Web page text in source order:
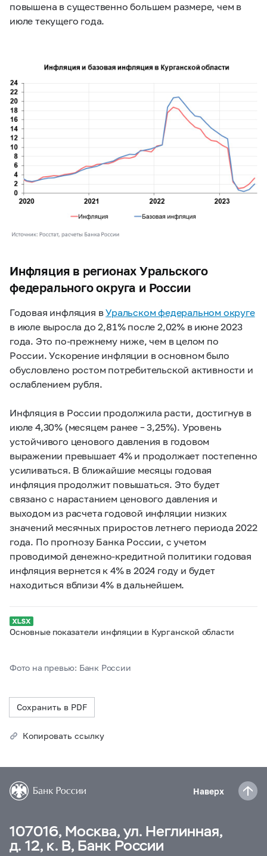
повышена в существенно большем размере, чем в
июле текущего года.
Инфляция в регионах Уральского
федерального округа и России
Годовая инфляция вУральском федеральном округе
в июле выросла до 2,81% после 2,02% в июне 2023
года. Это по-прежнему ниже, чем в целом по
России. Ускорение инфляции в основном было
обусловлено ростом потребительской активности и
ослаблением рубля.
Инфляция в России продолжила расти, достигнув в
июле 4,30% (месяцем ранее – 3,25%). Уровень
устойчивого ценового давления в годовом
выражении превышает 4% и продолжает постепенно
усиливаться. В ближайшие месяцы годовая
инфляция продолжит повышаться. Это будет
связано с нарастанием ценового давления и
выходом из расчета годовой инфляции низких
значений месячных приростов летнего периода 2022
года. По прогнозу Банка России, с учетом
проводимой денежно‑кредитной политики годовая
инфляция вернется к 4% в 2024 году и будет
находиться вблизи 4% в дальнейшем.
Основные показатели инфляции в Курганской области
Фото на превью: Банк России
Сохранить в PDF
Копировать ссылку
Наверх
107016, Москва, ул. Неглинная,
д. 12, к. В, Банк России